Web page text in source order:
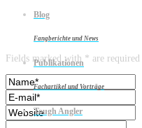
Blog
Fangberichte und News
Publikationen
Fachartikel und Vorträge
Tough Angler
Leave a reply
Fields marked with * are required